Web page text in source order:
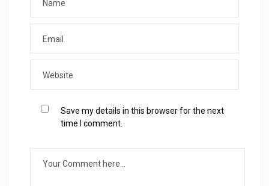
Save my details in this browser for the next
time I comment.